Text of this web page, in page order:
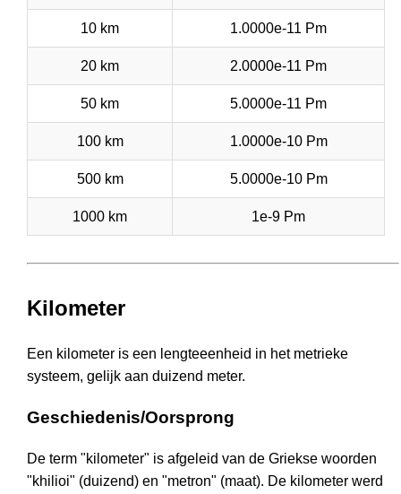
10 km 1.0000e-11 Pm
20 km 2.0000e-11 Pm
50 km 5.0000e-11 Pm
100 km 1.0000e-10 Pm
500 km 5.0000e-10 Pm
1000 km 1e-9 Pm
Kilometer
Een kilometer is een lengteeenheid in het metrieke
systeem, gelijk aan duizend meter.
Geschiedenis/Oorsprong
De term "kilometer" is afgeleid van de Griekse woorden
"khilioi" (duizend) en "metron" (maat). De kilometer werd